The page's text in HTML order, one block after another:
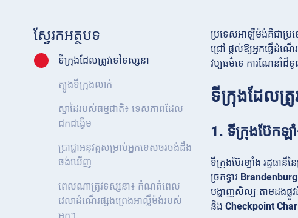
ស្វែរកអត្ថបទ
ទីក្រុងដែលត្រូវទៅទស្សនា
ត្បូងទីក្រុងលាក់
ស្នាដៃរបស់ធម្មជាតិ៖ ទេសភាពដែល
ដកដង្ហើម
ប្រាជ្ញាអនុវត្តសម្រាប់អ្នកទេសចរចង់ដឹង
ចង់ឃើញ
ពេលណាត្រូវទស្សនា៖ កំណត់ពេល
វេលាដំណើរផ្សងព្រេងអាល្លឺម៉ង់របស់
អ្នក។
ប្រទេសអាឡឺម៉ង់គឺជាប្រទ
ជ្រៅ ផ្តល់ឱ្យអ្នកធ្វើដំណ
វប្បធម៌ទេ ការណែនាំ
ទីក្រុងដែលត្
1. ទីក្រុងប៊ែកឡ
ទីក្រុងប៊ែរឡាំង រដ្ឋធា
ច្រកទ្វារ Brandenburg
បង្ហាញសិល្បៈតាមដងផ្លូវ
និង Checkpoint